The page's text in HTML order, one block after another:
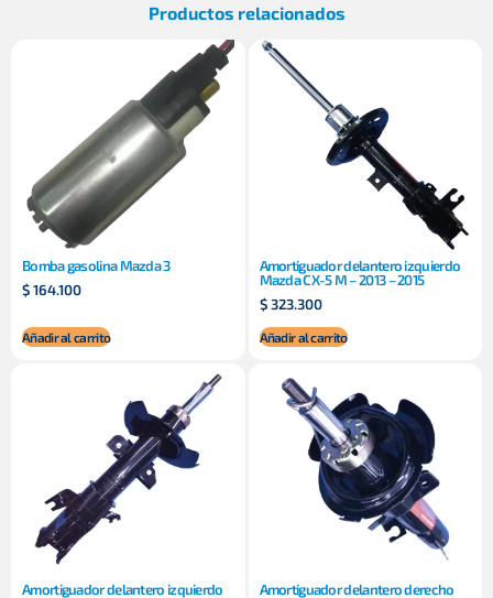
Productos relacionados
Bomba gasolina Mazda 3
$164.100
Añadir al carrito
Amortiguador delantero izquierdo
Mazda CX-5 M – 2013 – 2015
$323.300
Añadir al carrito
Amortiguador delantero izquierdo
Amortiguador delantero derecho